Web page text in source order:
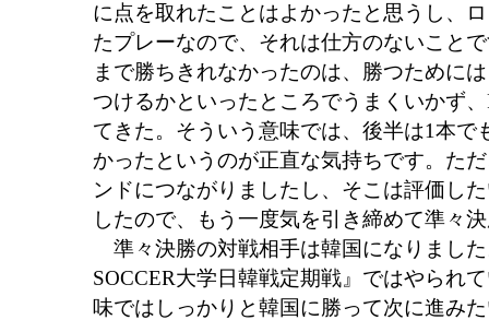
に点を取れたことはよかったと思うし、
たプレーなので、それは仕方のないこと
まで勝ちきれなかったのは、勝つために
つけるかといったところでうまくいかず
てきた。そういう意味では、後半は1本で
かったというのが正直な気持ちです。た
ンドにつながりましたし、そこは評価し
したので、もう一度気を引き締めて準々
準々決勝の対戦相手は韓国になりました
SOCCER大学日韓戦定期戦』ではやられ
味ではしっかりと韓国に勝って次に進み